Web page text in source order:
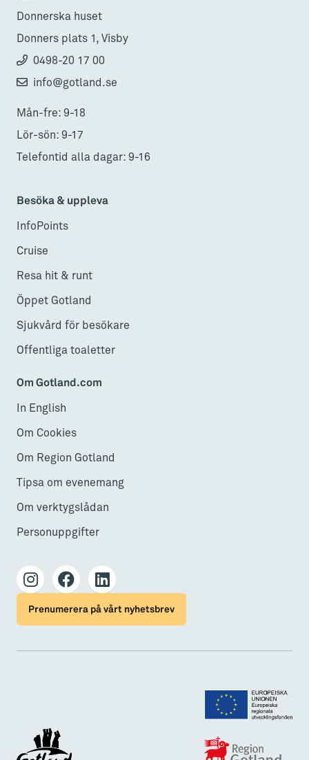
Donnerska huset
Donners plats 1, Visby
0498-20 17 00
info@gotland.se
Mån-fre: 9-18
Lör-sön: 9-17
Telefontid alla dagar: 9-16
Besöka & uppleva
InfoPoints
Cruise
Resa hit & runt
Öppet Gotland
Sjukvård för besökare
Offentliga toaletter
Om Gotland.com
In English
Om Cookies
Om Region Gotland
Tipsa om evenemang
Om verktygslådan
Personuppgifter
Prenumerera på vårt nyhetsbrev